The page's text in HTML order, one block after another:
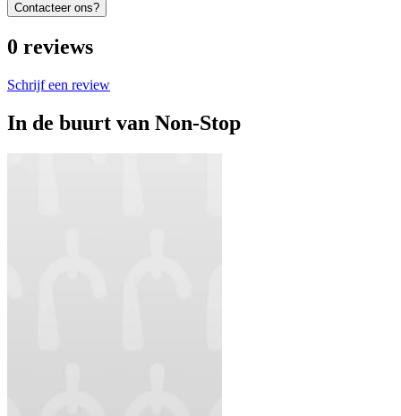
Contacteer ons?
0 reviews
Schrijf een review
In de buurt van Non-Stop